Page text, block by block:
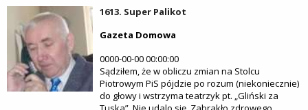
1613. Super Palikot
Gazeta Domowa
0000-00-00 00:00:00
Sądziłem, że w obliczu zmian na Stolcu
Piotrowym PiS pójdzie po rozum (niekoniecznie)
do głowy i wstrzyma teatrzyk pt. „Gliński za